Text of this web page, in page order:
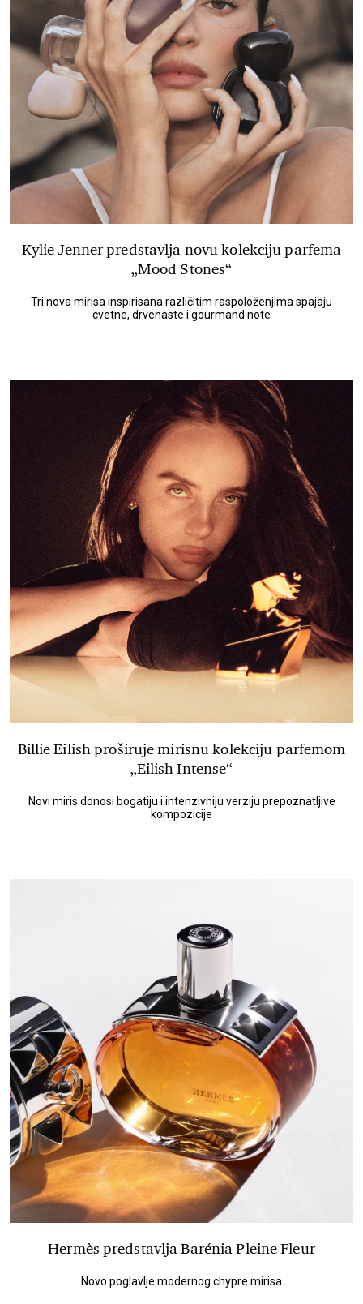
Kylie Jenner predstavlja novu kolekciju parfema
„Mood Stones“
Tri nova mirisa inspirisana različitim raspoloženjima spajaju
cvetne, drvenaste i gourmand note
Billie Eilish proširuje mirisnu kolekciju parfemom
„Eilish Intense“
Novi miris donosi bogatiju i intenzivniju verziju prepoznatljive
kompozicije
Hermès predstavlja Barénia Pleine Fleur
Novo poglavlje modernog chypre mirisa